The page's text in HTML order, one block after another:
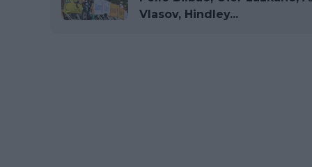
Vlasov, Hindley...